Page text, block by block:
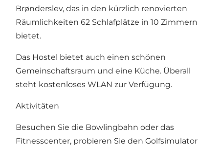
Brønderslev, das in den kürzlich renovierten
Räumlichkeiten 62 Schlafplätze in 10 Zimmern
bietet.
Das Hostel bietet auch einen schönen
Gemeinschaftsraum und eine Küche. Überall
steht kostenloses WLAN zur Verfügung.
Aktivitäten
Besuchen Sie die Bowlingbahn oder das
Fitnesscenter, probieren Sie den Golfsimulator